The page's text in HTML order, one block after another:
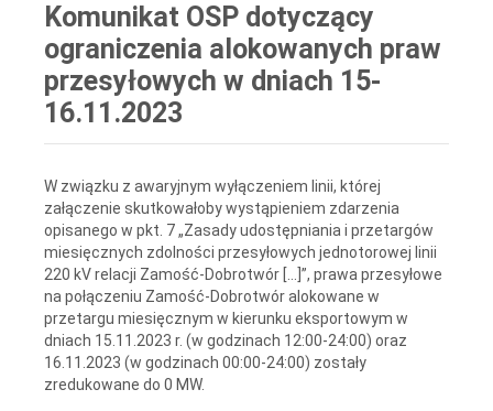
Komunikat OSP dotyczący
ograniczenia alokowanych praw
przesyłowych w dniach 15-
16.11.2023
W związku z awaryjnym wyłączeniem linii, której
załączenie skutkowałoby wystąpieniem zdarzenia
opisanego w pkt. 7 „Zasady udostępniania i przetargów
miesięcznych zdolności przesyłowych jednotorowej linii
220 kV relacji Zamość‑Dobrotwór […]”, prawa przesyłowe
na połączeniu Zamość‑Dobrotwór alokowane w
przetargu miesięcznym w kierunku eksportowym w
dniach 15.11.2023 r. (w godzinach 12:00-24:00) oraz
16.11.2023 (w godzinach 00:00-24:00) zostały
zredukowane do 0 MW.